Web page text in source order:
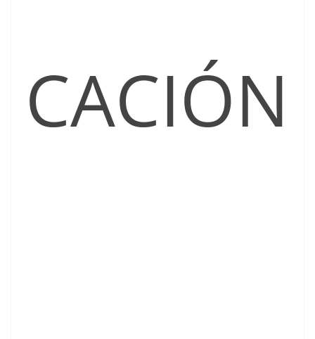
CACIÓN